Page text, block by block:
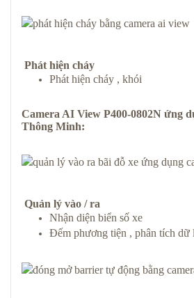
Phát hiện cháy
Phát hiện cháy , khói
Camera AI View P400-0802N ứng
Thông Minh:
Quản lý vào / ra
Nhận diện biển số xe
Đếm phương tiện , phân tích dữ